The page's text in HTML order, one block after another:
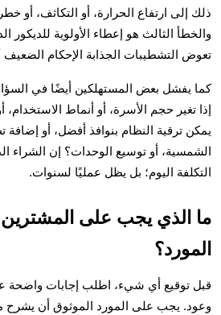
ذلك إلى ارتفاع الحرارة، أو التكاثف، أو
والخطأ الثالث هو إعطاء الأولوية للديكور
تعوض التشطيبات الجذابة الإحكام
كما يفشل بعض المستهلكين أيضًا في
إذا تغير حجم الأسرة، أو أنماط الاستخدام،
يمكن ترقية النظام بنوافذ أفضل، أو إضافة
الشمسية، أو توسيع الوحدات؟ إن
التكلفة اليوم؛ بل يظل عمليًا لسنوات.
ما الذي يجب على المشترين
المورد؟
قبل توقيع أي شيء، اطلب إجابات واضحة
وعود. يجب على المورد الموثوق أن يشرح